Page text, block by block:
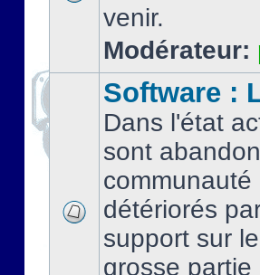
venir.
Modérateur:
Software :
Dans l'état
sont
détériorés
support sur
grosse